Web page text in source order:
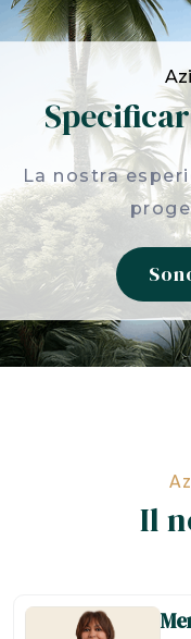
La nostra
Il